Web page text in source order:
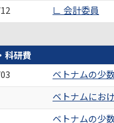
∟ 会計委員
科研費
ベトナムの少
ベトナムにお
ベトナムの少